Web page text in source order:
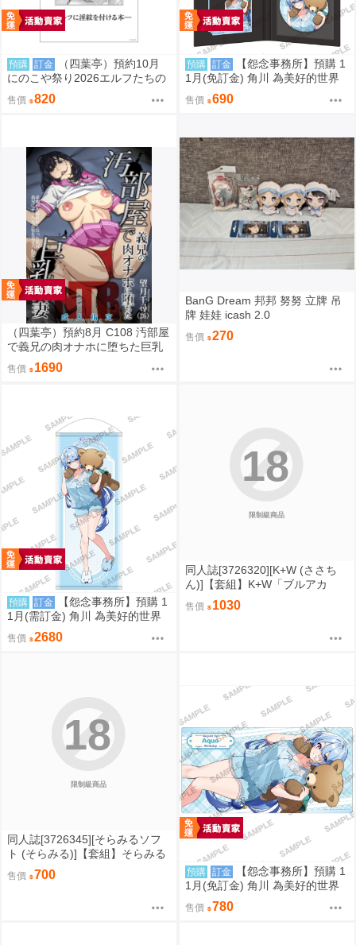
預購 訂金
（四葉亭）預約10月
にのこや祭り2026エルフたちの
宴 #開催記念複製原稿組～エル
フに淫紋をつける本～ 0829
售價 820
預購 訂金
【怨念事務所】預購 1
1月(免訂金) 角川 為美好的世界
獻上祝福! 阿克婭 誕生祭2026 徽
章&壓克力卡片組 0822
售價 690
（四葉亭）預約8月 C108 汚部屋
で義兄の肉オナホに堕ちた巨乳
人妻 特典：B2掛軸 天野雨乃
售價 1690
BanG Dream 邦邦 努努 立牌 吊
牌 娃娃 icash 2.0
售價 270
預購 訂金
【怨念事務所】預購 1
1月(需訂金) 角川 為美好的世界
獻上祝福! 阿克婭 誕生祭2026 特
大掛軸 0822
售價 2680
限制級商品
18
同人誌[3726320][K+W (ささち
ん)]【套組】K+W「ブルアカ
本」セット (蔚藍檔案)
售價 1030
限制級商品
18
同人誌[3726345][そらみるソフ
ト (そらみる)]【套組】そらみる
ソフト「ブルアカ本」セット (蔚
藍檔案)
售價 700 預購 訂金
【怨念事務所】預購 1
1月(免訂金) 角川 為美好的世界
獻上祝福! 阿克婭 誕生祭2026 軟
膠桌墊 0822
售價 780